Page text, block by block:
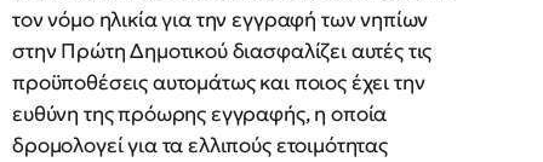
τον νόμο ηλικία για την εγγραφή των νηπίων
στην Πρώτη Δημοτικού διασφαλίζει αυτές τις
προϋποθέσεις αυτομάτως και ποιος έχει την
ευθύνη της πρόωρης εγγραφής, η οποία
δρομολογεί για τα ελλιπούς ετοιμότητας